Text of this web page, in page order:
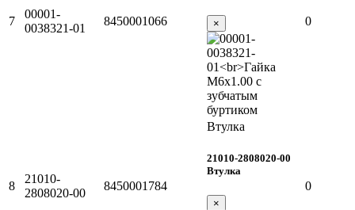
7
00001-
0038321-01
8450001066 × 0
8
21010-
2808020-00
8450001784
Втулка
21010-2808020-00
Втулка
×
0